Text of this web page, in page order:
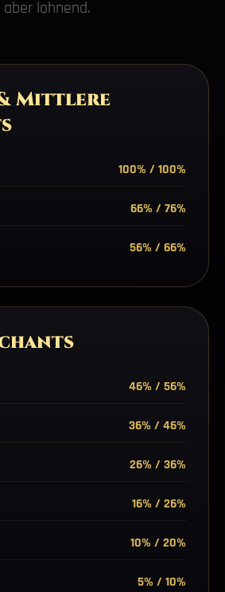
aber lohnend.
Mittlere
100% / 100%
66% / 76%
56% / 66%
46% / 56%
36% / 46%
26% / 36%
16% / 26%
10% / 20%
5% / 10%